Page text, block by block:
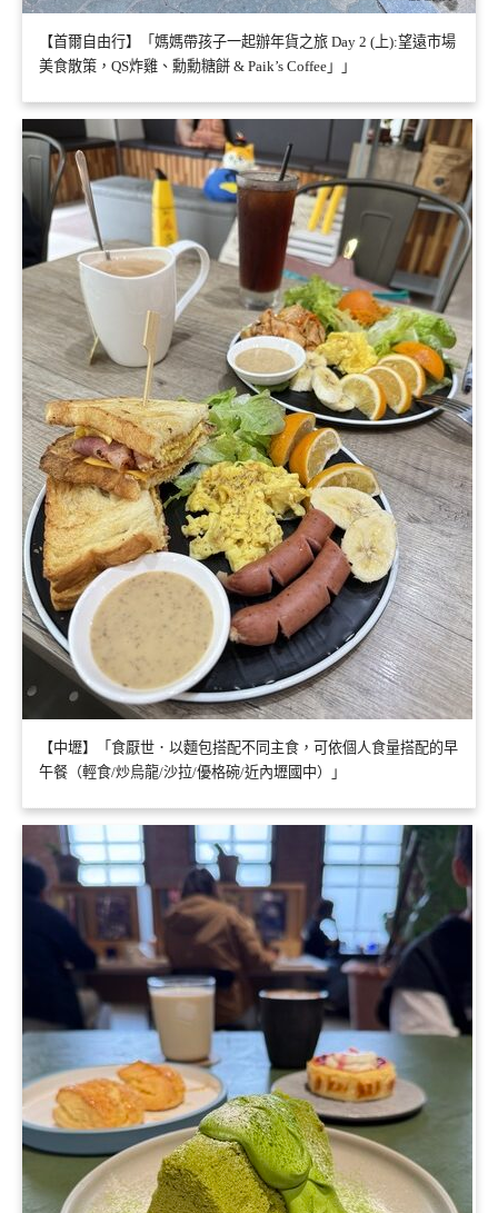
【首爾自由行】「媽媽帶孩子一起辦年貨之旅 Day 2 (上):望遠市場
美食散策，QS炸雞、勳勳糖餅 & Paik’s Coffee」」
【中壢】「食厭世．以麵包搭配不同主食，可依個人食量搭配的早
午餐（輕食/炒烏龍/沙拉/優格碗/近內壢國中）」